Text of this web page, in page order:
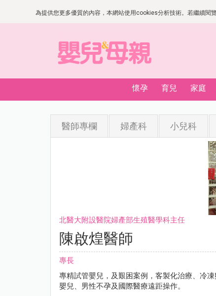
為提供您更多優質的內容，本網站使用cookies分析技術。若繼續
懷孕 育兒 家庭
醫師專欄 婦產科 小兒科
北醫大附設醫院婦產部生殖醫學科主任
陳啟煌醫師
專長
專精試管嬰兒，及艱困案例，客製化治療、冷
嬰兒、男性不孕及國際醫療遠距操作。